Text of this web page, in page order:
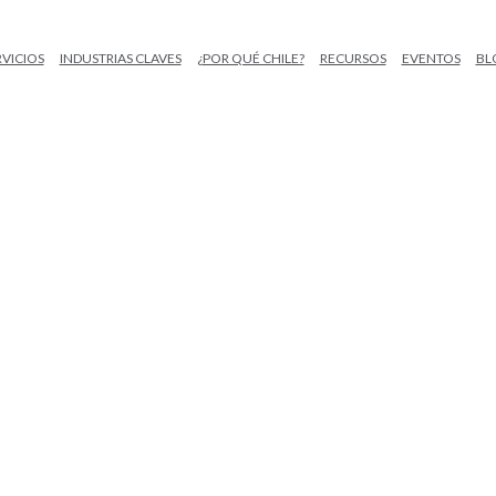
INDUSTRIAS CLAVES ¿POR QUÉ CHILE? RECURSOS EVENTOS